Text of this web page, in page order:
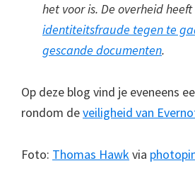
het voor is. De overheid
identiteitsfraude tegen te
gescande documenten.
Op deze blog vind je eveneens
rondom deveiligheid van
Foto: Thomas Hawkvia